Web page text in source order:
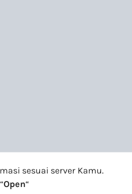
sesuai server Kamu.
Open“